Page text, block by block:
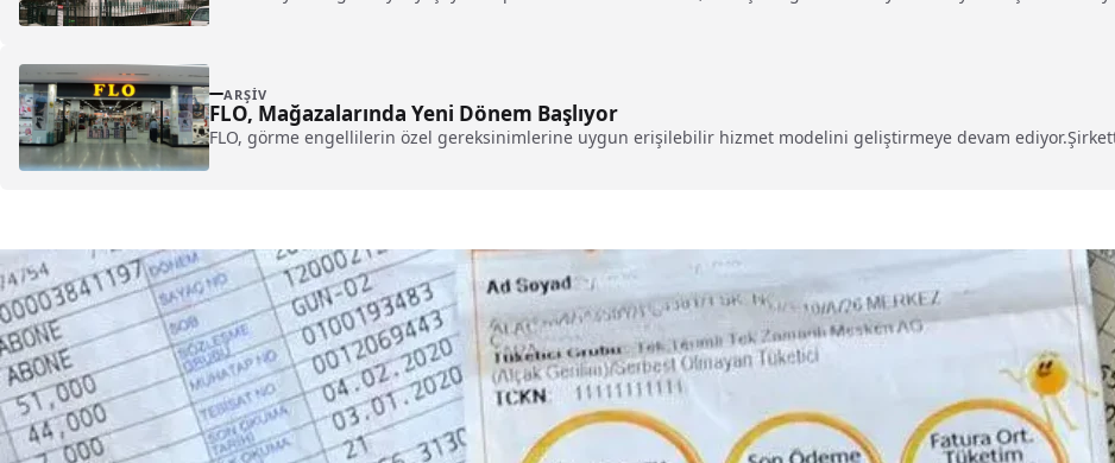
ARŞIV
FLO, Mağazalarında Yeni Dönem Başlıyor
FLO, görme engellilerin özel gereksinimlerine uygun erişilebilir hizmet modelini geliştirmeye devam